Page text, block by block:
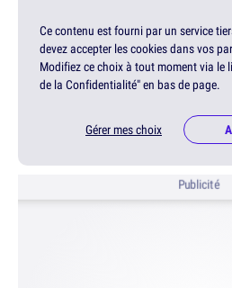
Ce contenu est fourni par un service
devez accepter les cookies dans vos
Modifiez ce choix à tout moment via le
de la Confidentialité" en bas de page.
Gérer mes choix
Publicité